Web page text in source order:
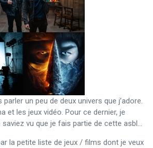
parler un peu de deux univers que j’adore.
et les jeux vidéo. Pour ce dernier, je
vu que je fais partie de cette asbl…
la petite liste de jeux / films dont je veux